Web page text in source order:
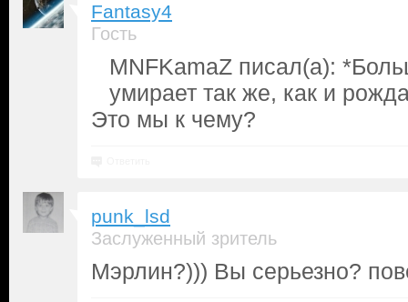
Fantasy4
Гость
MNFKamaZ писал(а):
умирает так же, как и
Это мы к чему?
punk_lsd
Заслуженный зритель
Мэрлин?))) Вы серьезно?